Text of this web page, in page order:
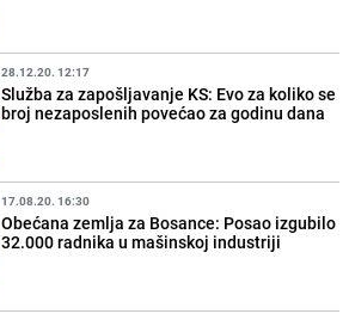
28.12.20. 12:17
Služba za zapošljavanje KS: Evo za koliko se
broj nezaposlenih povećao za godinu dana
17.08.20. 16:30
Obećana zemlja za Bosance: Posao izgubilo
32.000 radnika u mašinskoj industriji